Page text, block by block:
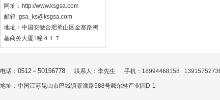
网址： http://www.ksgsa.com
邮箱 :gsa_ks@ksgsa.com
地址：中国安徽合肥蜀山区金寨路鸿
基商务大厦1幢４１７
电话： 0512－50156778 联系人：李先生 手机：18994468158
地址：中国江苏昆山市巴城镇景潭路588号戴尔林产业园D-1